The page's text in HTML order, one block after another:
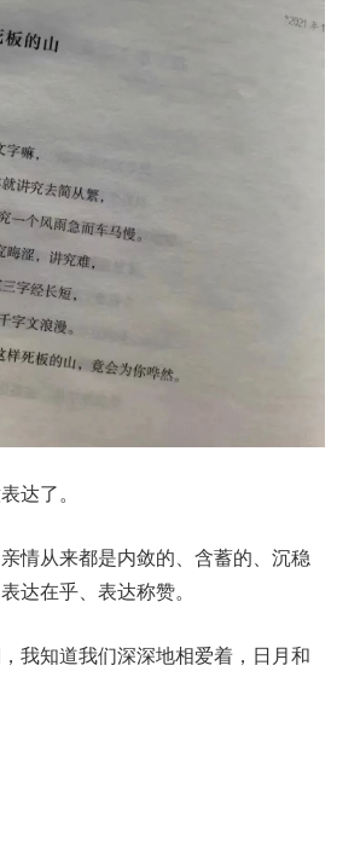
达了。
情从来都是内敛的、含蓄的、沉稳
达在乎、表达称赞。
我知道我们深深地相爱着，日月和